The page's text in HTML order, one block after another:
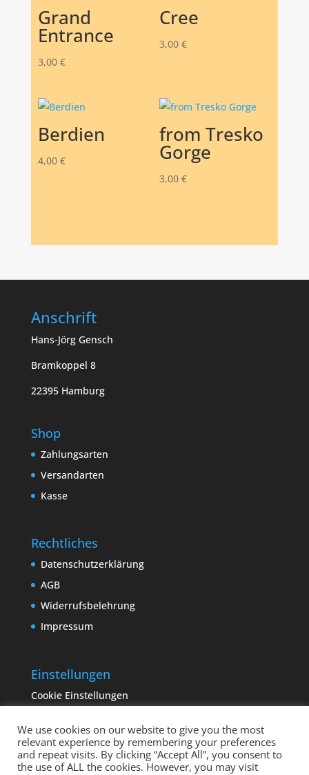
Grand
Entrance
3,00 €
Cree
3,00 €
Berdien
4,00 €
from Tresko
Gorge
3,00 €
Anschrift
Hans-Jörg Gensch
Bramkoppel 8
22395 Hamburg
Shop
Zahlungsarten
Versandarten
Kasse
Rechtliches
Datenschutzerklärung
AGB
Widerrufsbelehrung
Impressum
Einstellungen
Cookie Einstellungen
We use cookies on our website to give you the most
relevant experience by remembering your preferences
and repeat visits. By clicking “Accept All”, you consent to
the use of ALL the cookies. However, you may visit